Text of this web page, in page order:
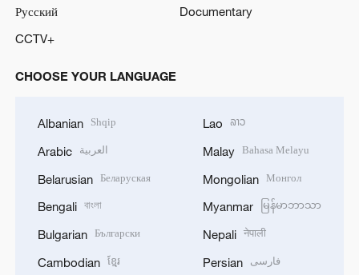
Русский
Documentary
CCTV+
CHOOSE YOUR LANGUAGE
Albanian Shqip
Arabic العربية
Belarusian Беларуская
Bengali বাংলা
Bulgarian Български
Cambodian ខ្មែរ
Lao ລາວ
Malay Bahasa Melayu
Mongolian Монгол
Myanmar မြန်မာဘာသာ
Nepali नेपाली
Persian فارسی